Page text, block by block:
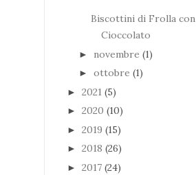
Biscottini di Frolla con
Cioccolato
► novembre (1)
► ottobre (1)
► 2021 (5)
► 2020 (10)
► 2019 (15)
► 2018 (26)
► 2017 (24)